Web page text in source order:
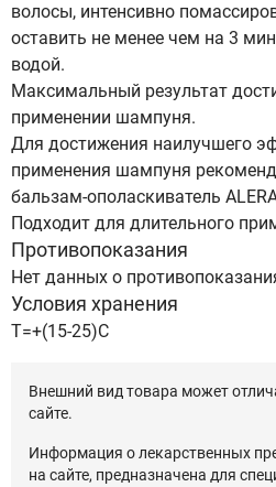
волосы, интенсивно
оставить не менее чем на 3
водой.
Максимальный результат
применении шампуня.
Для достижения наилучшего
применения шампуня
бальзам-ополаскиватель
Подходит для длительного
Противопоказания
Нет данных о
Условия хранения
T=+(15-25)C
Внешний вид товара может
сайте.
Информация о лекарственных
на сайте, предназначена для